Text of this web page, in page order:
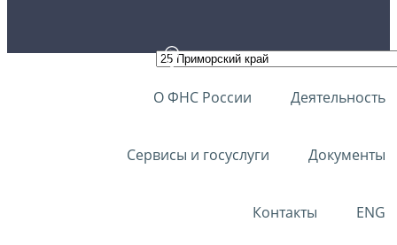
О ФНС России Деятельность
Сервисы и госуслуги Документы
Контакты ENG